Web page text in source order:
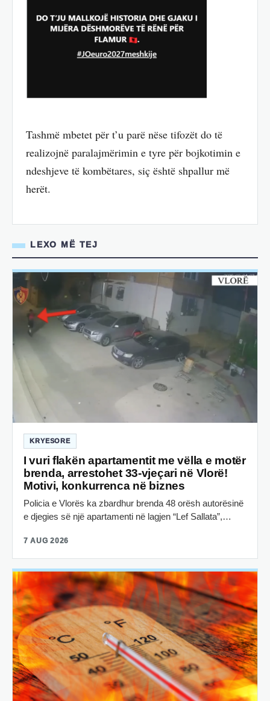
Tashmë mbetet për t’u parë nëse tifozët do të
realizojnë paralajmërimin e tyre për bojkotimin e
ndeshjeve të kombëtares, siç është shpallur më
herët.
LEXO MË TEJ
KRYESORE
I vuri flakën apartamentit me vëlla e motër
brenda, arrestohet 33-vjeçari në Vlorë!
Motivi, konkurrenca në biznes
Policia e Vlorës ka zbardhur brenda 48 orësh autorësinë
e djegies së një apartamenti në lagjen “Lef Sallata”,…
7 AUG 2026